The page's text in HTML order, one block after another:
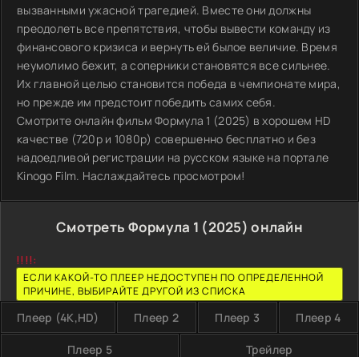
вызванными ужасной трагедией. Вместе они должны
преодолеть все препятствия, чтобы вывести команду из
финансового кризиса и вернуть ей былое величие. Время
неумолимо бежит, а соперники становятся все сильнее.
Их главной целью становится победа в чемпионате мира,
но прежде им предстоит победить самих себя.
Смотрите онлайн фильм Формула 1 (2025) в хорошем HD
качестве (720p и 1080p) совершенно бесплатно и без
надоедливой регистрации на русском языке на портале
Kinogo Film. Наслаждайтесь просмотром!
Смотреть Формула 1 (2025) онлайн
!!!!:
ЕСЛИ КАКОЙ-ТО ПЛЕЕР НЕДОСТУПЕН ПО ОПРЕДЕЛЕННОЙ
ПРИЧИНЕ, ВЫБИРАЙТЕ ДРУГОЙ ИЗ СПИСКА
Плеер (4K,HD) Плеер 2 Плеер 3 Плеер 4
Плеер 5 Трейлер